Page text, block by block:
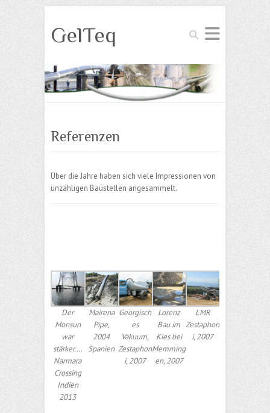
Suchen
GelTeq
Referenzen
Über die Jahre haben sich viele Impressionen von
unzähligen Baustellen angesammelt.
Der
Monsun
war
stärker….
Narmara
Crossing
Indien
2013
Mairena
Pipe,
2004
Spanien
Georgisch
es
Vakuum,
Zestaphon
i, 2007
Lorenz
Bau im
Kies bei
Memming
en, 2007
LMR
Zestaphon
i, 2007